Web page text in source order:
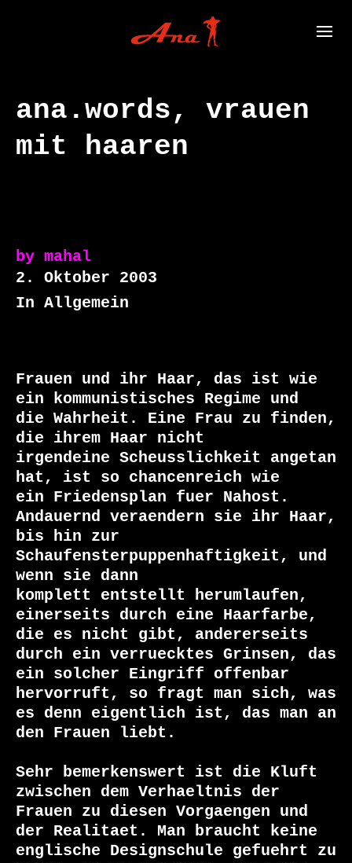
ana.words, vrauen
mit haaren
by mahal
2. Oktober 2003
In Allgemein
Frauen und ihr Haar, das ist wie
ein kommunistisches Regime und
die Wahrheit. Eine Frau zu finden,
die ihrem Haar nicht
irgendeine Scheusslichkeit angetan
hat, ist so chancenreich wie
ein Friedensplan fuer Nahost.
Andauernd veraendern sie ihr Haar,
bis hin zur
Schaufensterpuppenhaftigkeit, und
wenn sie dann
komplett entstellt herumlaufen,
einerseits durch eine Haarfarbe,
die es nicht gibt, andererseits
durch ein verruecktes Grinsen, das
ein solcher Eingriff offenbar
hervorruft, so fragt man sich, was
es denn eigentlich ist, das man an
den Frauen liebt.
Sehr bemerkenswert ist die Kluft
zwischen dem Verhaeltnis der
Frauen zu diesen Vorgaengen und
der Realitaet. Man braucht keine
englische Designschule gefuehrt zu